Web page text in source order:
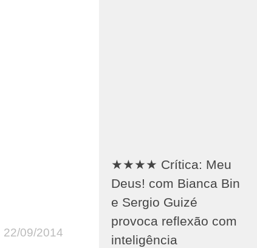
22/09/2014
★★★★ Crítica: Meu
Deus! com Bianca Bin
e Sergio Guizé
provoca reflexão com
inteligência